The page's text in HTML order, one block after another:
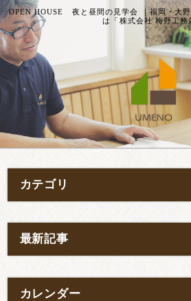
OPEN HOUSE 夜と昼間の見学会 ｜福岡・大
は「株式会社 梅野工務
カテゴリ
最新記事
カレンダー